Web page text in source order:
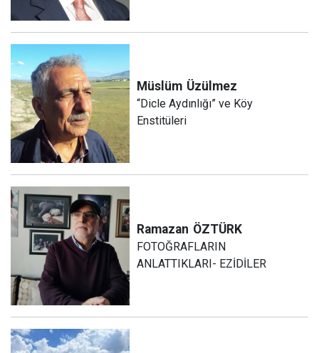
Müslüm Üzülmez
“Dicle Aydınlığı” ve Köy
Enstitüleri
Ramazan ÖZTÜRK
FOTOĞRAFLARIN
ANLATTIKLARI- EZİDİLER